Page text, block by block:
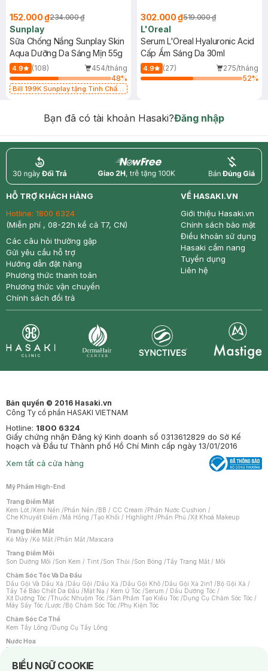
152.000 ₫234.000 ₫
Sunplay
Sữa Chống Nắng Sunplay Skin
Aqua Dưỡng Da Sáng Mịn 55g
4.9 (108)
454/tháng
48%
Bill 199K Sunplay tặng Tinh Chất
302.000 ₫519.000 ₫
L'Oreal
Serum L'Oreal Hyaluronic Acid
Cấp Ẩm Sáng Da 30ml
4.9 (27)
275/tháng
52%
Bạn đã có tài khoản Hasaki?Đăng nhập
return nowfree price
HỖ TRỢ KHÁCH HÀNG
Hotline: 1800 6324
(Miễn phí , 08-22h kể cả T7, CN)
Các câu hỏi thường gặp
Gửi yêu cầu hỗ trợ
Hướng dẫn đặt hàng
Phương thức thanh toán
Phương thức vận chuyển
Chính sách đổi trả
VỀ HASAKI.VN
Giới thiệu Hasaki.vn
Chính sách bảo mật
Điều khoản sử dụng
Hasaki cẩm nang
Tuyển dụng
Liên hệ
Bản quyền © 2016 Hasaki.vn
Công Ty cổ phần HASAKI VIETNAM
Hotline: 1800 6324
Giấy chứng nhận Đăng ký Kinh doanh số 0313612829 do Sở Kế
hoạch và Đầu tư Thành phố Hồ Chí Minh cấp ngày 13/01/2016
Xem tất cả cửa hàng
Mỹ Phẩm High-End
Trang Điểm Mặt
Kem Lót /Kem Nền /Phấn Nền /BB / CC Cream /Phấn Nước Cushion /
Che Khuyết Điểm /Má Hồng /Tạo Khối / Highlight /Phấn Phủ /Xịt Khoá Makeup
Trang Điểm Mắt
Kẻ Mày /Kẻ Mắt /Phấn Mắt /Mascara
Trang Điểm Môi
Son Dưỡng Môi /Son Kem / Tint /Son Thỏi /Son Bóng /Tẩy Trang Mắt / Môi
Chăm Sóc Tóc Và Da Đầu
Dầu Gội Và Dầu Xả /Dầu Gội /Dầu Xả /Dầu Gội Khô /Dầu Gội Xả 2in1 /Bộ Gội Xả /
Tẩy Tế Bào Chết Da Đầu /Mặt Nạ / Kem Ủ Tóc /Serum / Dầu Dưỡng Tóc /
Xịt Dưỡng Tóc /Thuốc Nhuộm Tóc /Sản Phẩm Tạo Kiểu Tóc /Dụng Cụ Chăm Sóc Tóc /
Máy Sấy Tóc /Lược /Bộ Chăm Sóc Tóc /Phụ Kiện Tóc
Chăm Sóc Cơ Thể
Kem Tẩy Lông /Dụng Cụ Tẩy Lông
Nước Hoa
Nước Hoa Nữ
BIỂU NGỮ COOKIE
Notice about cookies usage